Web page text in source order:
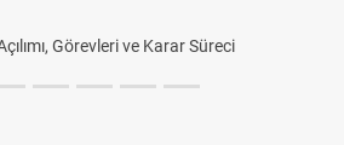
Görevleri ve Karar Süreci